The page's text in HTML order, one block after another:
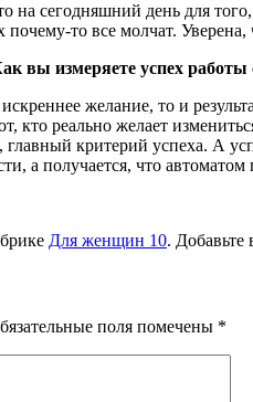
на сегодняшний день для
то все молчат. Уверена,
вы изме­ряете успех
жела­ние, то и
кто реально желает
критерий успеха. А
а получается, что
Для женщин 10. Добавьте
поля помечены *